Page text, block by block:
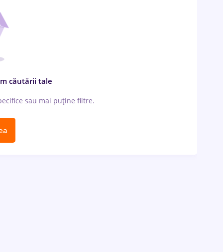
căutării tale
sau mai puține filtre.